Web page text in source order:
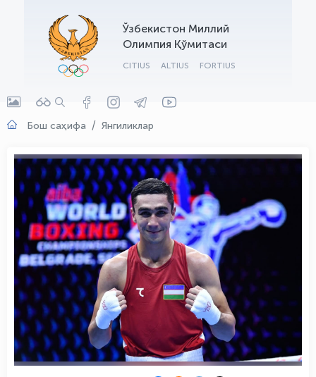
Ўзбекистон Миллий
Олимпия Қўмитаси
CITIUS ALTIUS FORTIUS
Бош саҳифа Янгиликлар
OLYMPCHIK AI - yordamchi
Онлайн · olympic.uz